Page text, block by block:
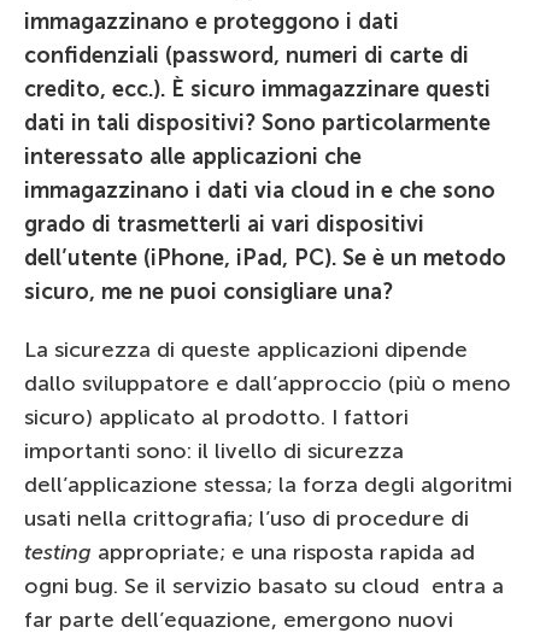
immagazzinano e proteggono i dati
confidenziali (password, numeri di carte di
credito, ecc.). È sicuro immagazzinare questi
dati in tali dispositivi? Sono particolarmente
interessato alle applicazioni che
immagazzinano i dati via cloud in e che sono
grado di trasmetterli ai vari dispositivi
dell’utente (iPhone, iPad, PC). Se è un metodo
sicuro, me ne puoi consigliare una?
La sicurezza di queste applicazioni dipende
dallo sviluppatore e dall’approccio (più o meno
sicuro) applicato al prodotto. I fattori
importanti sono: il livello di sicurezza
dell’applicazione stessa; la forza degli algoritmi
usati nella crittografia; l’uso di procedure di
testing appropriate; e una risposta rapida ad
ogni bug. Se il servizio basato su cloud entra a
far parte dell’equazione, emergono nuovi